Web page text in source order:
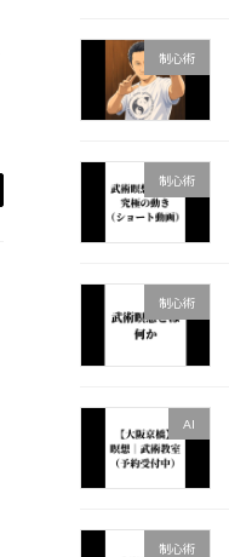
制心術
制心術
制心術
AI
制心術